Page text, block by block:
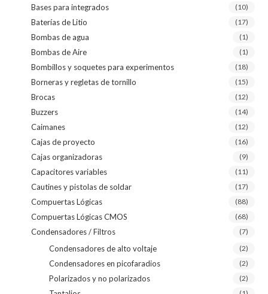
Bases para integrados (10)
Baterías de Litio (17)
Bombas de agua (1)
Bombas de Aire (1)
Bombillos y soquetes para experimentos (18)
Borneras y regletas de tornillo (15)
Brocas (12)
Buzzers (14)
Caimanes (12)
Cajas de proyecto (16)
Cajas organizadoras (9)
Capacitores variables (11)
Cautines y pistolas de soldar (17)
Compuertas Lógicas (88)
Compuertas Lógicas CMOS (68)
Condensadores / Filtros (7)
Condensadores de alto voltaje (2)
Condensadores en picofaradios (2)
Polarizados y no polarizados (2)